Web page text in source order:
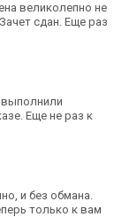
великолепно не
сдан. Еще раз
Еще не раз к
и без обмана.
только к вам